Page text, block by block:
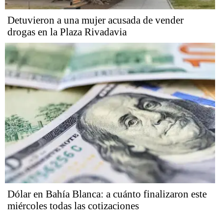
Detuvieron a una mujer acusada de vender
drogas en la Plaza Rivadavia
Dólar en Bahía Blanca: a cuánto finalizaron este
miércoles todas las cotizaciones